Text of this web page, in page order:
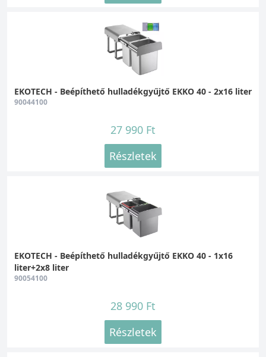
EKOTECH - Beépíthető hulladékgyűjtő EKKO 40 - 2x16 liter
90044100
27 990 Ft
Részletek
EKOTECH - Beépíthető hulladékgyűjtő EKKO 40 - 1x16
liter+2x8 liter
90054100
28 990 Ft
Részletek